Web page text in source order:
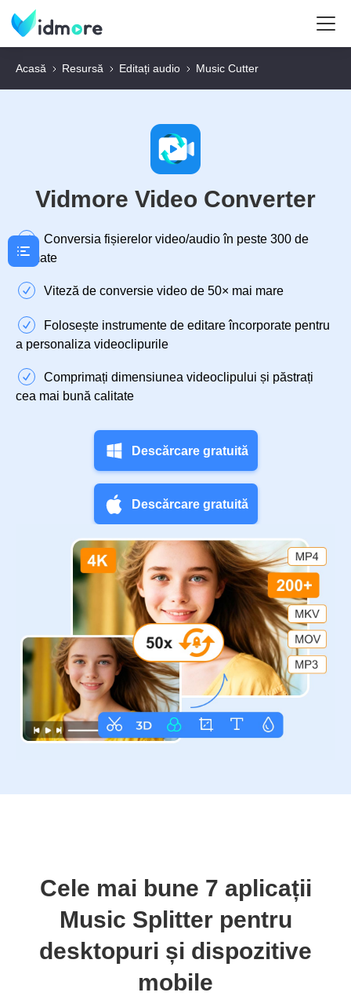
Acasă Resursă Editați audio Music Cutter
Vidmore Video Converter
Conversia fișierelor video/audio în peste 300 de
formate
Viteză de conversie video de 50× mai mare
Folosește instrumente de editare încorporate pentru
a personaliza videoclipurile
Comprimați dimensiunea videoclipului și păstrați
cea mai bună calitate
Descărcare gratuită
Descărcare gratuită
Cele mai bune 7 aplicații
Music Splitter pentru
desktopuri și dispozitive
mobile